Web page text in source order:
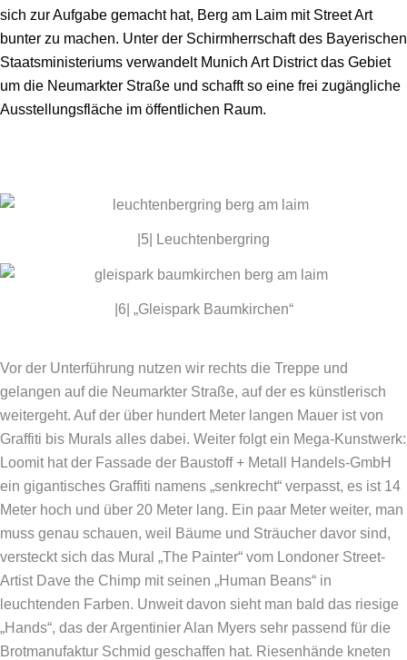
sich zur Aufgabe gemacht hat, Berg am Laim mit Street Art
bunter zu machen. Unter der Schirmherrschaft des Bayerischen
Staatsministeriums verwandelt Munich Art District das Gebiet
um die Neumarkter Straße und schafft so eine frei zugängliche
Ausstellungsfläche im öffentlichen Raum.
|5| Leuchtenbergring
|6| „Gleispark Baumkirchen“
Vor der Unterführung nutzen wir rechts die Treppe und
gelangen auf die Neumarkter Straße, auf der es künstlerisch
weitergeht. Auf der über hundert Meter langen Mauer ist von
Graffiti bis Murals alles dabei. Weiter folgt ein Mega-Kunstwerk:
Loomit hat der Fassade der Baustoff + Metall Handels-GmbH
ein gigantisches Graffiti namens „senkrecht“ verpasst, es ist 14
Meter hoch und über 20 Meter lang. Ein paar Meter weiter, man
muss genau schauen, weil Bäume und Sträucher davor sind,
versteckt sich das Mural „The Painter“ vom Londoner Street-
Artist Dave the Chimp mit seinen „Human ­Beans“ in
leuchtenden Farben. Unweit davon sieht man bald das riesige
„Hands“, das der Argentinier Alan Myers sehr passend für die
Brotmanufaktur Schmid geschaffen hat. Riesenhände kneten